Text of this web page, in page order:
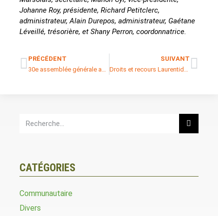
Johanne Roy, présidente, Richard Petitclerc,
administrateur, Alain Durepos, administrateur, Gaétane
Léveillé, trésorière, et Shany Perron, coordonnatrice.
PRÉCÉDENT
30e assemblée générale annuelle de Droits et recours Laurentides
SUIVANT
Droits et recours Laurentides recrute!
CATÉGORIES
Communautaire
Divers